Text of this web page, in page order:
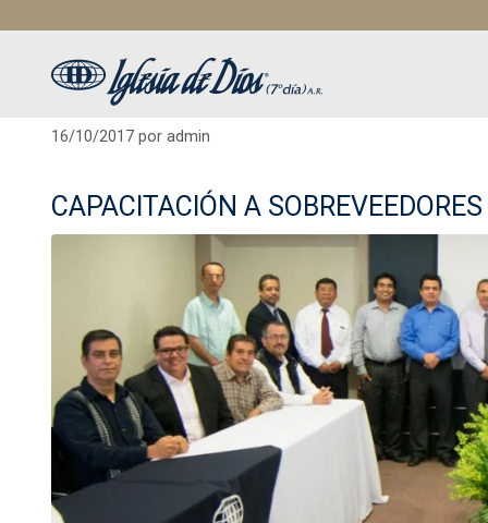
contenido
16/10/2017 por admin
CAPACITACIÓN A SOBREVEEDORES